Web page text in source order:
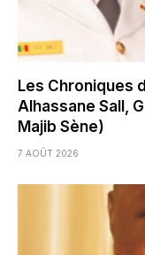
Les Chroniques
Alhassane Sall,
Majib Sène)
7 AOÛT 2026